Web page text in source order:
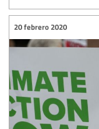
20 febrero 2020